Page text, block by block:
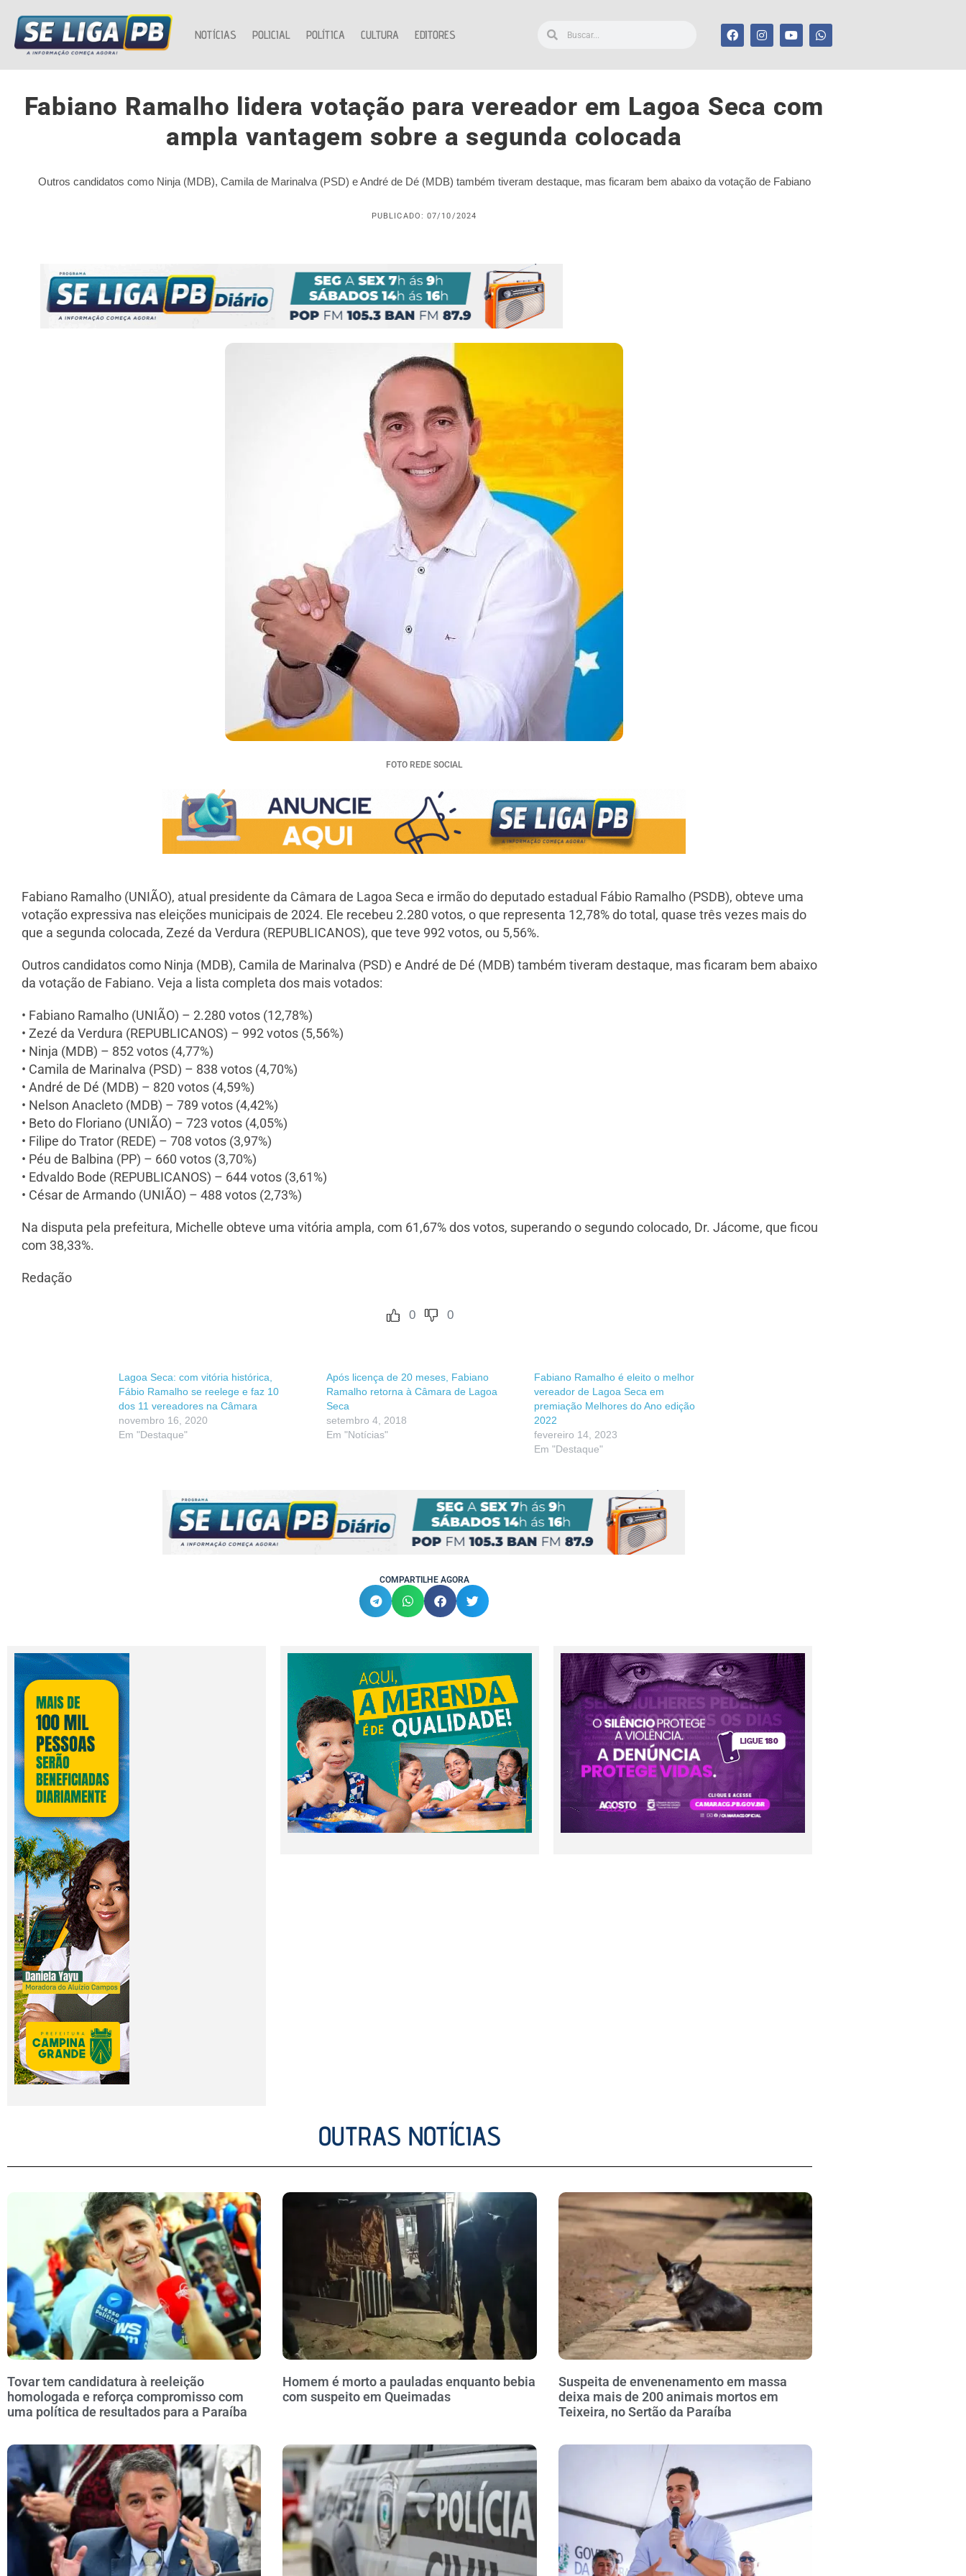
NOTÍCIAS POLICIAL POLÍTICA CULTURA EDITORES
Fabiano Ramalho lidera votação para vereador em Lagoa Seca com
ampla vantagem sobre a segunda colocada
Outros candidatos como Ninja (MDB), Camila de Marinalva (PSD) e André de Dé (MDB) também tiveram destaque, mas ficaram bem abaixo da votação de Fabiano
PUBLICADO: 07/10/2024
FOTO REDE SOCIAL
Fabiano Ramalho (UNIÃO), atual presidente da Câmara de Lagoa Seca e irmão do deputado estadual Fábio Ramalho (PSDB), obteve uma
votação expressiva nas eleições municipais de 2024. Ele recebeu 2.280 votos, o que representa 12,78% do total, quase três vezes mais do
que a segunda colocada, Zezé da Verdura (REPUBLICANOS), que teve 992 votos, ou 5,56%.
Outros candidatos como Ninja (MDB), Camila de Marinalva (PSD) e André de Dé (MDB) também tiveram destaque, mas ficaram bem abaixo
da votação de Fabiano. Veja a lista completa dos mais votados:
• Fabiano Ramalho (UNIÃO) – 2.280 votos (12,78%)
• Zezé da Verdura (REPUBLICANOS) – 992 votos (5,56%)
• Ninja (MDB) – 852 votos (4,77%)
• Camila de Marinalva (PSD) – 838 votos (4,70%)
• André de Dé (MDB) – 820 votos (4,59%)
• Nelson Anacleto (MDB) – 789 votos (4,42%)
• Beto do Floriano (UNIÃO) – 723 votos (4,05%)
• Filipe do Trator (REDE) – 708 votos (3,97%)
• Péu de Balbina (PP) – 660 votos (3,70%)
• Edvaldo Bode (REPUBLICANOS) – 644 votos (3,61%)
• César de Armando (UNIÃO) – 488 votos (2,73%)
Na disputa pela prefeitura, Michelle obteve uma vitória ampla, com 61,67% dos votos, superando o segundo colocado, Dr. Jácome, que ficou
com 38,33%.
Redação
0 0
Lagoa Seca: com vitória histórica,
Fábio Ramalho se reelege e faz 10
dos 11 vereadores na Câmara
novembro 16, 2020
Em "Destaque"
Após licença de 20 meses, Fabiano
Ramalho retorna à Câmara de Lagoa
Seca
setembro 4, 2018
Em "Notícias"
Fabiano Ramalho é eleito o melhor
vereador de Lagoa Seca em
premiação Melhores do Ano edição
2022
fevereiro 14, 2023
Em "Destaque"
COMPARTILHE AGORA
OUTRAS NOTÍCIAS
Tovar tem candidatura à reeleição
homologada e reforça compromisso com
uma política de resultados para a Paraíba
Homem é morto a pauladas enquanto bebia
com suspeito em Queimadas
Suspeita de envenenamento em massa
deixa mais de 200 animais mortos em
Teixeira, no Sertão da Paraíba